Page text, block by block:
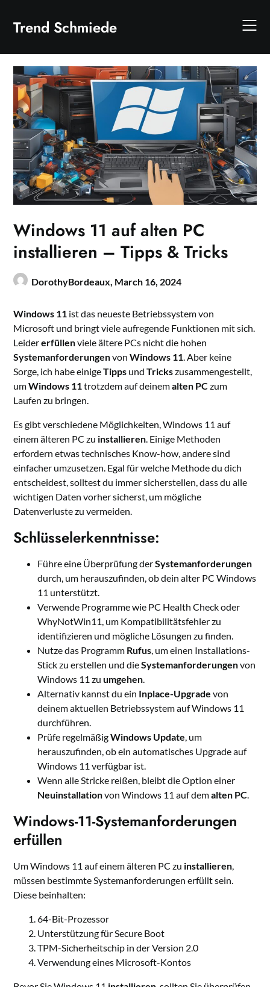
content
Trend Schmiede
Windows 11 auf alten PC
installieren – Tipps & Tricks
DorothyBordeaux, March 16, 2024
Windows 11 ist das neueste Betriebssystem von
Microsoft und bringt viele aufregende Funktionen mit sich.
Leidererfüllenviele ältere PCs nicht die hohen
SystemanforderungenvonWindows 11. Aber keine
Sorge, ich habe einigeTipps undTrickszusammengestellt,
umWindows 11trotzdem auf deinemalten PCzum
Laufen zu bringen.
Es gibt verschiedene Möglichkeiten, Windows 11 auf
einem älteren PC zu installieren. Einige Methoden
erfordern etwas technisches Know-how, andere sind
einfacher umzusetzen. Egal für welche Methode du dich
entscheidest, solltest du immer sicherstellen, dass du alle
wichtigen Daten vorher sicherst, um mögliche
Datenverluste zu vermeiden.
Schlüsselerkenntnisse:
Führe eine Überprüfung derSystemanforderungen
durch, um herauszufinden, ob dein alter PC Windows
11 unterstützt.
Verwende Programme wie PC Health Check oder
WhyNotWin11, um Kompatibilitätsfehler zu
identifizieren und mögliche Lösungen zu finden.
Nutze das Programm Rufus, um einen Installations-
Stick zu erstellen und dieSystemanforderungenvon
Windows 11 zuumgehen.
Alternativ kannst du ein Inplace-Upgrade von
deinem aktuellen Betriebssystem auf Windows 11
durchführen.
Prüfe regelmäßigWindows Update, um
herauszufinden, ob ein automatisches Upgrade auf
Windows 11 verfügbar ist.
Wenn alle Stricke reißen, bleibt die Option einer
Neuinstallationvon Windows 11 auf demalten PC.
Windows-11-Systemanforderungen
erfüllen
Um Windows 11 auf einem älteren PC zu installieren,
müssen bestimmte Systemanforderungen erfüllt sein.
Diese beinhalten:
64-Bit-Prozessor
Unterstützung für Secure Boot
TPM-Sicherheitschip in der Version 2.0
Verwendung eines Microsoft-Kontos